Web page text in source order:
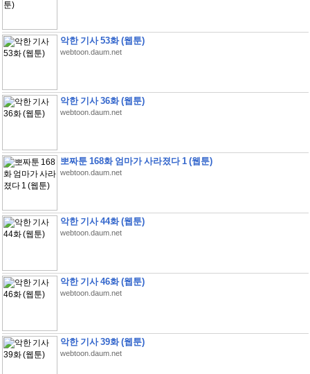
악한 기사 53화 (웹툰)
webtoon.daum.net
악한 기사 36화 (웹툰)
webtoon.daum.net
뽀짜툰 168화 엄마가 사라졌다 1 (웹툰)
webtoon.daum.net
악한 기사 44화 (웹툰)
webtoon.daum.net
악한 기사 46화 (웹툰)
webtoon.daum.net
악한 기사 39화 (웹툰)
webtoon.daum.net